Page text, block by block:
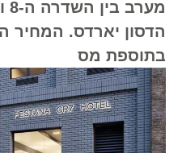
בתוספת מס